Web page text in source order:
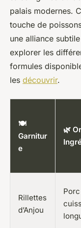
palais modernes.
touche de
une alliance
explorer les
formules
les découvrir.
🍽️
Garnitur
e
🌿
Rillettes
d’Anjou